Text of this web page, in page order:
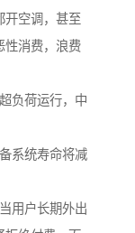
开空调，甚至
性消费，浪费
负荷运行，中
系统寿命将减
用户长期外出